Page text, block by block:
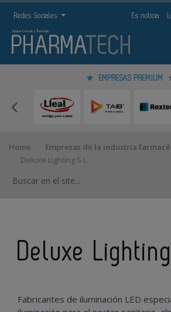
Redes Sociales Es noticia
EMPRESAS PREMIUM
Home
Empresas de la industria
Deluxe Lighting S.L.
Deluxe
Fabricantes de iluminación LED